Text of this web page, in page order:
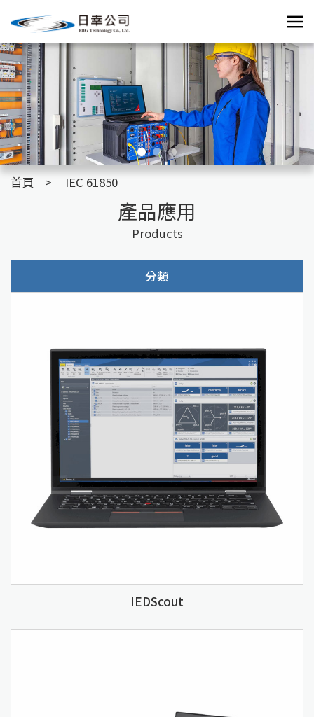
首頁 IEC 61850
產品應用
Products
分類
IEDScout